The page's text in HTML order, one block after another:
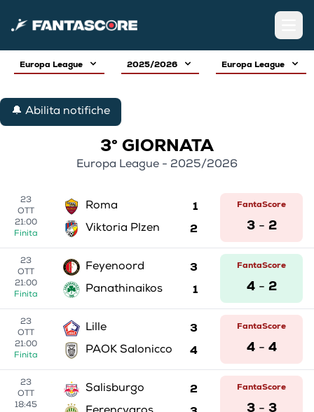
Europa League 2025/2026 Europa League
🔔 Abilita notifiche
3° GIORNATA
Europa League - 2025/2026
23
OTT
21:00
Finita
Roma 1
Viktoria Plzen 2
FantaScore
3 - 2
23
OTT
21:00
Finita
Feyenoord 3
Panathinaikos 1
FantaScore
4 - 2
23
OTT
21:00
Finita
Lille 3
PAOK Salonicco 4
FantaScore
4 - 4
23
OTT
18:45
Salisburgo 2 FantaScore
3 - 3